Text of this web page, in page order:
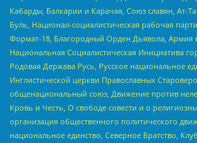
Кабарды, Балкарии и Карачая, Союз славян, Ат-
Буль, Национал-социалистическая рабочая
Формат-18, Благородный Орден Дьявола, Армия
Национальная Социалистическая Инициатива
Родовая Держава Русь, Русское национальное
Инглистической церкви Православных
общенациональный союз, Движение против
Кровь и Честь, О свободе совести и о
организация общественного политического
национальное единство, Северное Братство,